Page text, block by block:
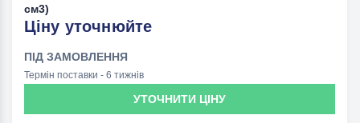
см3)
Ціну уточнюйте
ПІД ЗАМОВЛЕННЯ
Термін поставки - 6 тижнів
УТОЧНИТИ ЦІНУ